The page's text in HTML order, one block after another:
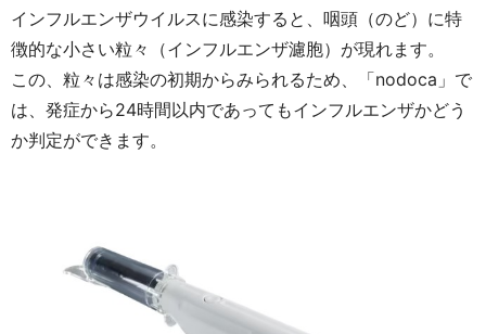
インフルエンザウイルスに感染すると、咽頭（のど）に特
徴的な小さい粒々（インフルエンザ濾胞）が現れます。
この、粒々は感染の初期からみられるため、「nodoca 」で
は、発症から24時間以内であってもインフルエンザかどう
か判定ができます。